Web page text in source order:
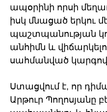
ապօրինի որսի
իսկ մնացած երկու
պաշտպանության
անհիմն և
սահմանված
Ստացվում է, որ
Արթուր Պողոսյանը